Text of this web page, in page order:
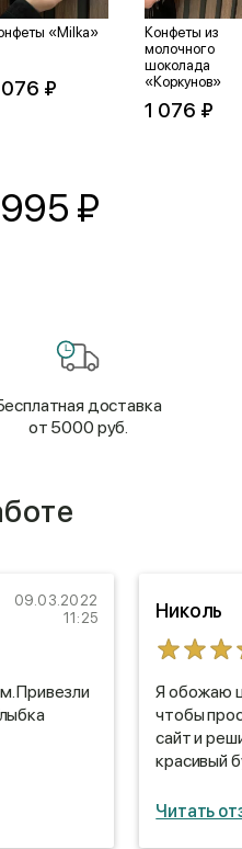
«Milka»
076 ₽
Конфеты из
молочного
шоколада
«Коркунов»
1 076 ₽
₽
доставка
от 5000 руб.
09.03.2022
11:25
Привезли
Николь
Я обожаю
чтобы
сайт и
красивый
Читать